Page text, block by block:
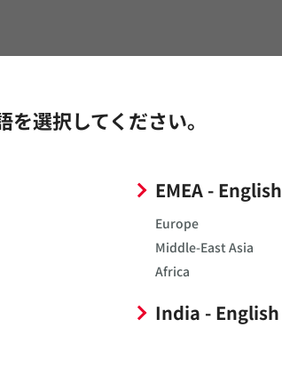
選択してください。
EMEA - English
Europe
Middle-East Asia
Africa
India - English